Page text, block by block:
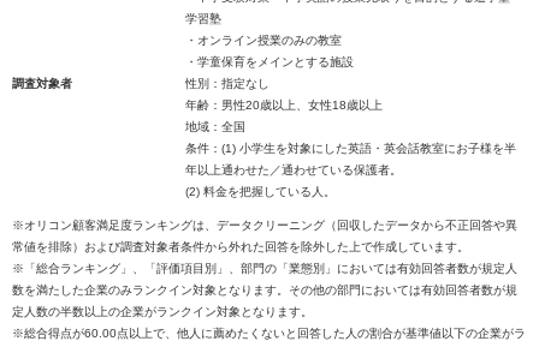
学習塾
・オンライン授業のみの教室
・学童保育をメインとする施設
調査対象者
性別：指定なし
年齢：男性20歳以上、女性18歳以上
地域：全国
条件：(1) 小学生を対象にした英語・英会話教室にお子様を半
年以上通わせた／通わせている保護者。
(2) 料金を把握している人。
※オリコン顧客満足度ランキングは、データクリーニング（回収したデータから不正回答や異
常値を排除）および調査対象者条件から外れた回答を除外した上で作成しています。
※「総合ランキング」、「評価項目別」、部門の「業態別」においては有効回答者数が規定人
数を満たした企業のみランクイン対象となります。その他の部門においては有効回答者数が規
定人数の半数以上の企業がランクイン対象となります。
※総合得点が60.00点以上で、他人に薦めたくないと回答した人の割合が基準値以下の企業がラ